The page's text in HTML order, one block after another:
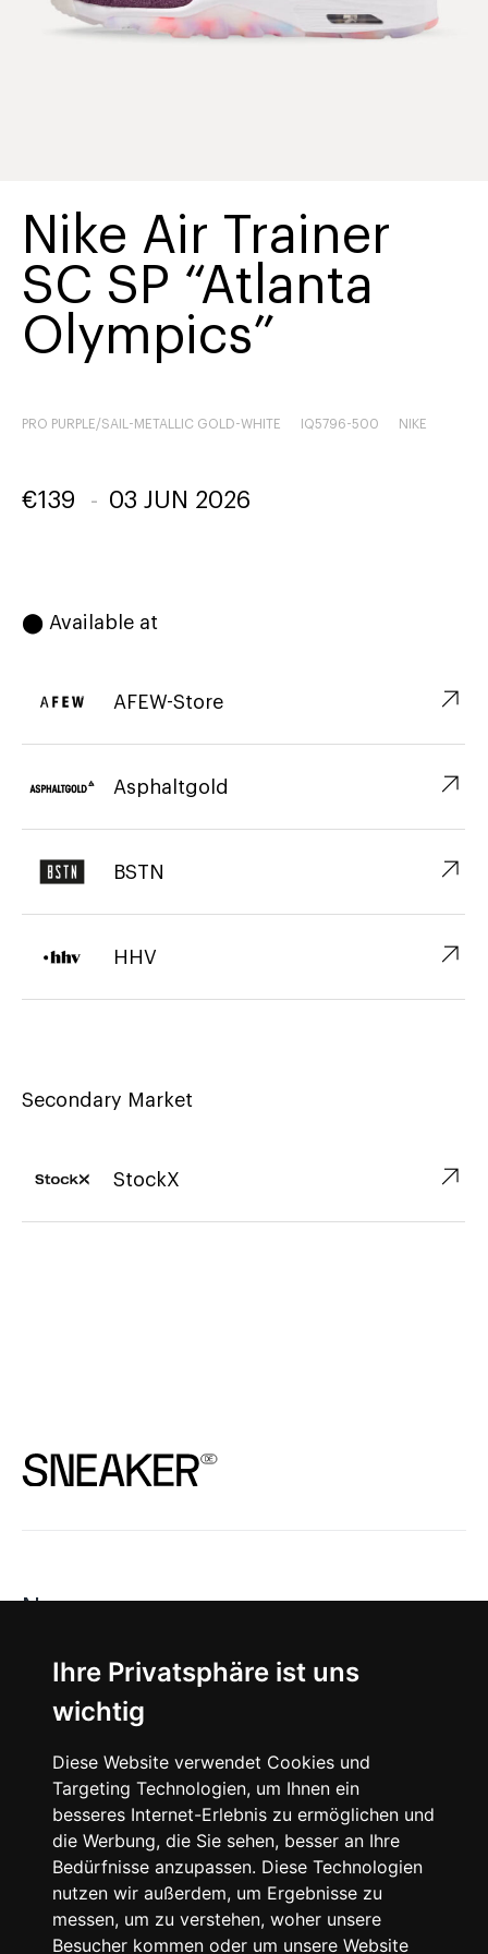
Ihre Privatsphäre ist uns
wichtig
Diese Website verwendet Cookies und
Targeting Technologien, um Ihnen ein
besseres Internet-Erlebnis zu ermöglichen und
die Werbung, die Sie sehen, besser an Ihre
Bedürfnisse anzupassen. Diese Technologien
nutzen wir außerdem, um Ergebnisse zu
messen, um zu verstehen, woher unsere
Besucher kommen oder um unsere Website
Nike Air Trainer
SC SP “Atlanta
Olympics”
PRO PURPLE/SAIL-METALLIC GOLD-WHITE IQ5796-500 NIKE
€139 - 03 JUN 2026
⬤ Available at
AFEW-Store ↗︎
Asphaltgold ↗︎
BSTN ↗︎
HHV ↗︎
Secondary Market
StockX ↗︎
News
About
Instagram
Facebook
© 2024 SNEAKERᴰᴱ, All rights reserved.